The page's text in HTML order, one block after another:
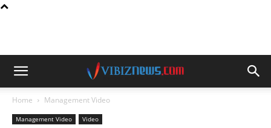
Home Management Video
Management Video Video